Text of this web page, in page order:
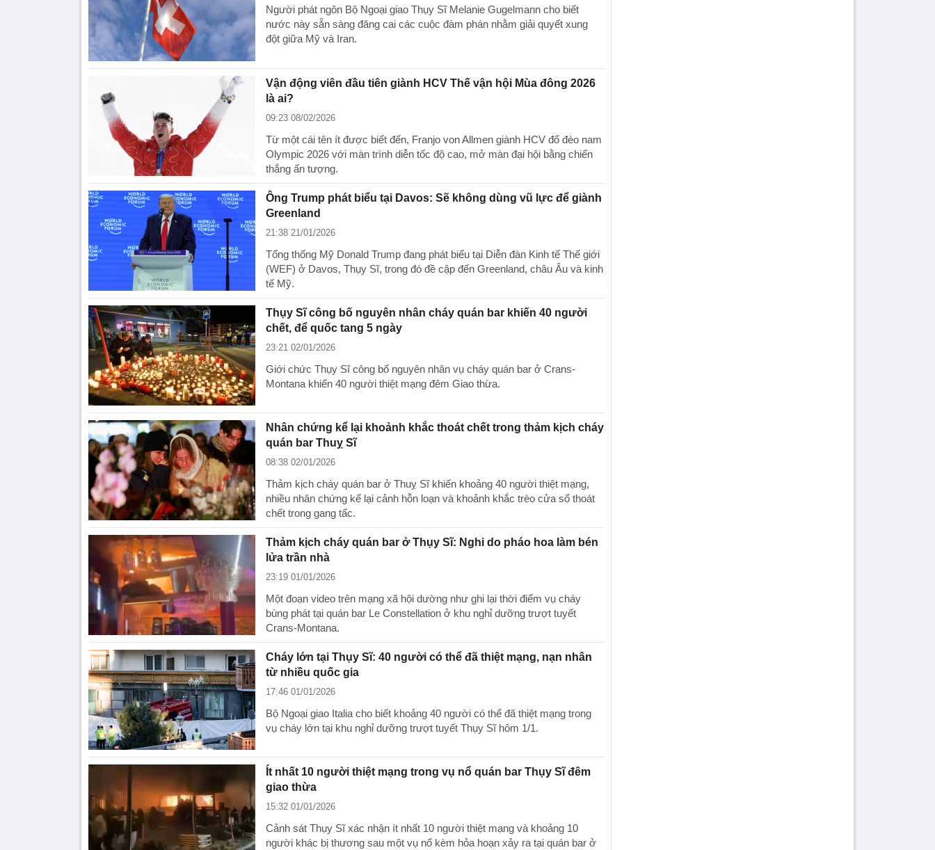
Người phát ngôn Bộ Ngoại giao Thụy Sĩ Melanie Gugelmann cho biết
nước này sẵn sàng đăng cai các cuộc đàm phán nhằm giải quyết xung
đột giữa Mỹ và Iran.
Vận động viên đầu tiên giành HCV Thế vận hội Mùa đông 2026
là ai?
09:23 08/02/2026
Từ một cái tên ít được biết đến, Franjo von Allmen giành HCV đổ đèo nam
Olympic 2026 với màn trình diễn tốc độ cao, mở màn đại hội bằng chiến
thắng ấn tượng.
Ông Trump phát biểu tại Davos: Sẽ không dùng vũ lực để giành
Greenland
21:38 21/01/2026
Tổng thống Mỹ Donald Trump đang phát biểu tại Diễn đàn Kinh tế Thế giới
(WEF) ở Davos, Thụy Sĩ, trong đó đề cập đến Greenland, châu Âu và kinh
tế Mỹ.
Thụy Sĩ công bố nguyên nhân cháy quán bar khiến 40 người
chết, để quốc tang 5 ngày
23:21 02/01/2026
Giới chức Thụy Sĩ công bố nguyên nhân vụ cháy quán bar ở Crans-
Montana khiến 40 người thiệt mạng đêm Giao thừa.
Nhân chứng kể lại khoảnh khắc thoát chết trong thảm kịch cháy
quán bar Thuỵ Sĩ
08:38 02/01/2026
Thảm kịch cháy quán bar ở Thuỵ Sĩ khiến khoảng 40 người thiệt mạng,
nhiều nhân chứng kể lại cảnh hỗn loạn và khoảnh khắc trèo cửa sổ thoát
chết trong gang tấc.
Thảm kịch cháy quán bar ở Thụy Sĩ: Nghi do pháo hoa làm bén
lửa trần nhà
23:19 01/01/2026
Một đoạn video trên mạng xã hội dường như ghi lại thời điểm vụ cháy
bùng phát tại quán bar Le Constellation ở khu nghỉ dưỡng trượt tuyết
Crans-Montana.
Cháy lớn tại Thụy Sĩ: 40 người có thể đã thiệt mạng, nạn nhân
từ nhiều quốc gia
17:46 01/01/2026
Bộ Ngoại giao Italia cho biết khoảng 40 người có thể đã thiệt mạng trong
vụ cháy lớn tại khu nghỉ dưỡng trượt tuyết Thụy Sĩ hôm 1/1.
Ít nhất 10 người thiệt mạng trong vụ nổ quán bar Thụy Sĩ đêm
giao thừa
15:32 01/01/2026
Cảnh sát Thụy Sĩ xác nhận ít nhất 10 người thiệt mạng và khoảng 10
người khác bị thương sau một vụ nổ kèm hỏa hoạn xảy ra tại quán bar ở